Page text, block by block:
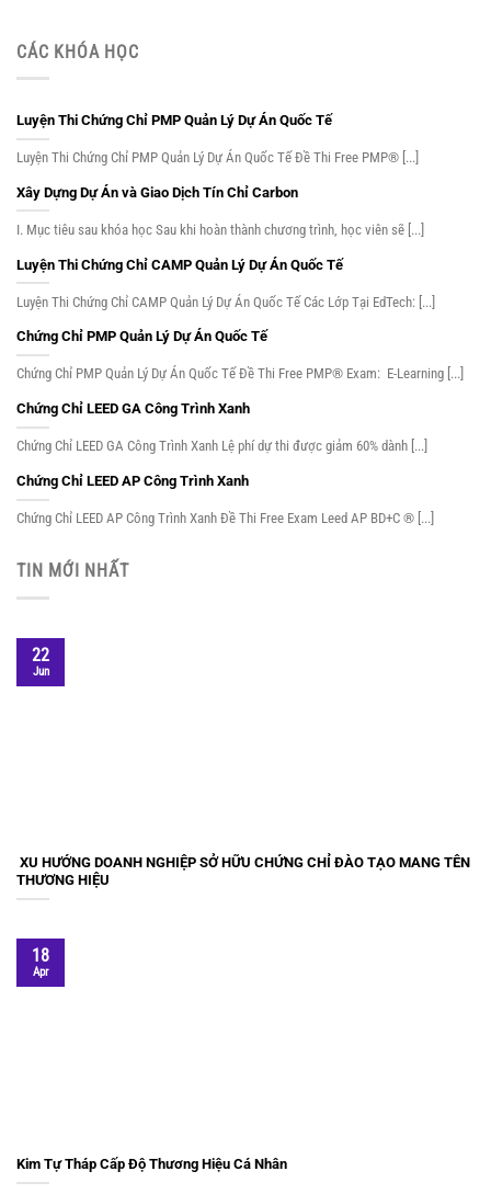
CÁC KHÓA HỌC
Luyện Thi Chứng Chỉ PMP Quản Lý Dự Án Quốc Tế
Luyện Thi Chứng Chỉ PMP Quản Lý Dự Án Quốc Tế Đề Thi Free PMP® [...]
Xây Dựng Dự Án và Giao Dịch Tín Chỉ Carbon
I. Mục tiêu sau khóa học Sau khi hoàn thành chương trình, học viên sẽ [...]
Luyện Thi Chứng Chỉ CAMP Quản Lý Dự Án Quốc Tế
Luyện Thi Chứng Chỉ CAMP Quản Lý Dự Án Quốc Tế Các Lớp Tại EdTech: [...]
Chứng Chỉ PMP Quản Lý Dự Án Quốc Tế
Chứng Chỉ PMP Quản Lý Dự Án Quốc Tế Đề Thi Free PMP® Exam: E-Learning [...]
Chứng Chỉ LEED GA Công Trình Xanh
Chứng Chỉ LEED GA Công Trình Xanh Lệ phí dự thi được giảm 60% dành [...]
Chứng Chỉ LEED AP Công Trình Xanh
Chứng Chỉ LEED AP Công Trình Xanh Đề Thi Free Exam Leed AP BD+C ® [...]
TIN MỚI NHẤT
XU HƯỚNG DOANH NGHIỆP SỞ HỮU CHỨNG CHỈ ĐÀO TẠO MANG TÊN
THƯƠNG HIỆU
22
Jun
Kim Tự Tháp Cấp Độ Thương Hiệu Cá Nhân
18
Apr